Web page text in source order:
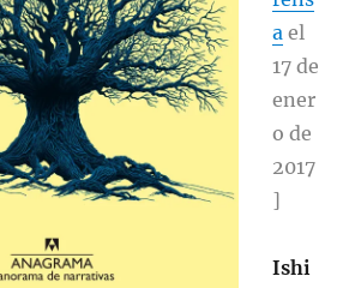
a el
17 de
ener
o de
2017
]
Ishi